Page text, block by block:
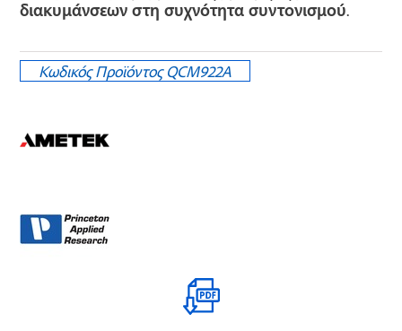
διακυμάνσεων στη συχνότητα συντονισμού.
Κωδικός ΠροϊόντοςQCM922A